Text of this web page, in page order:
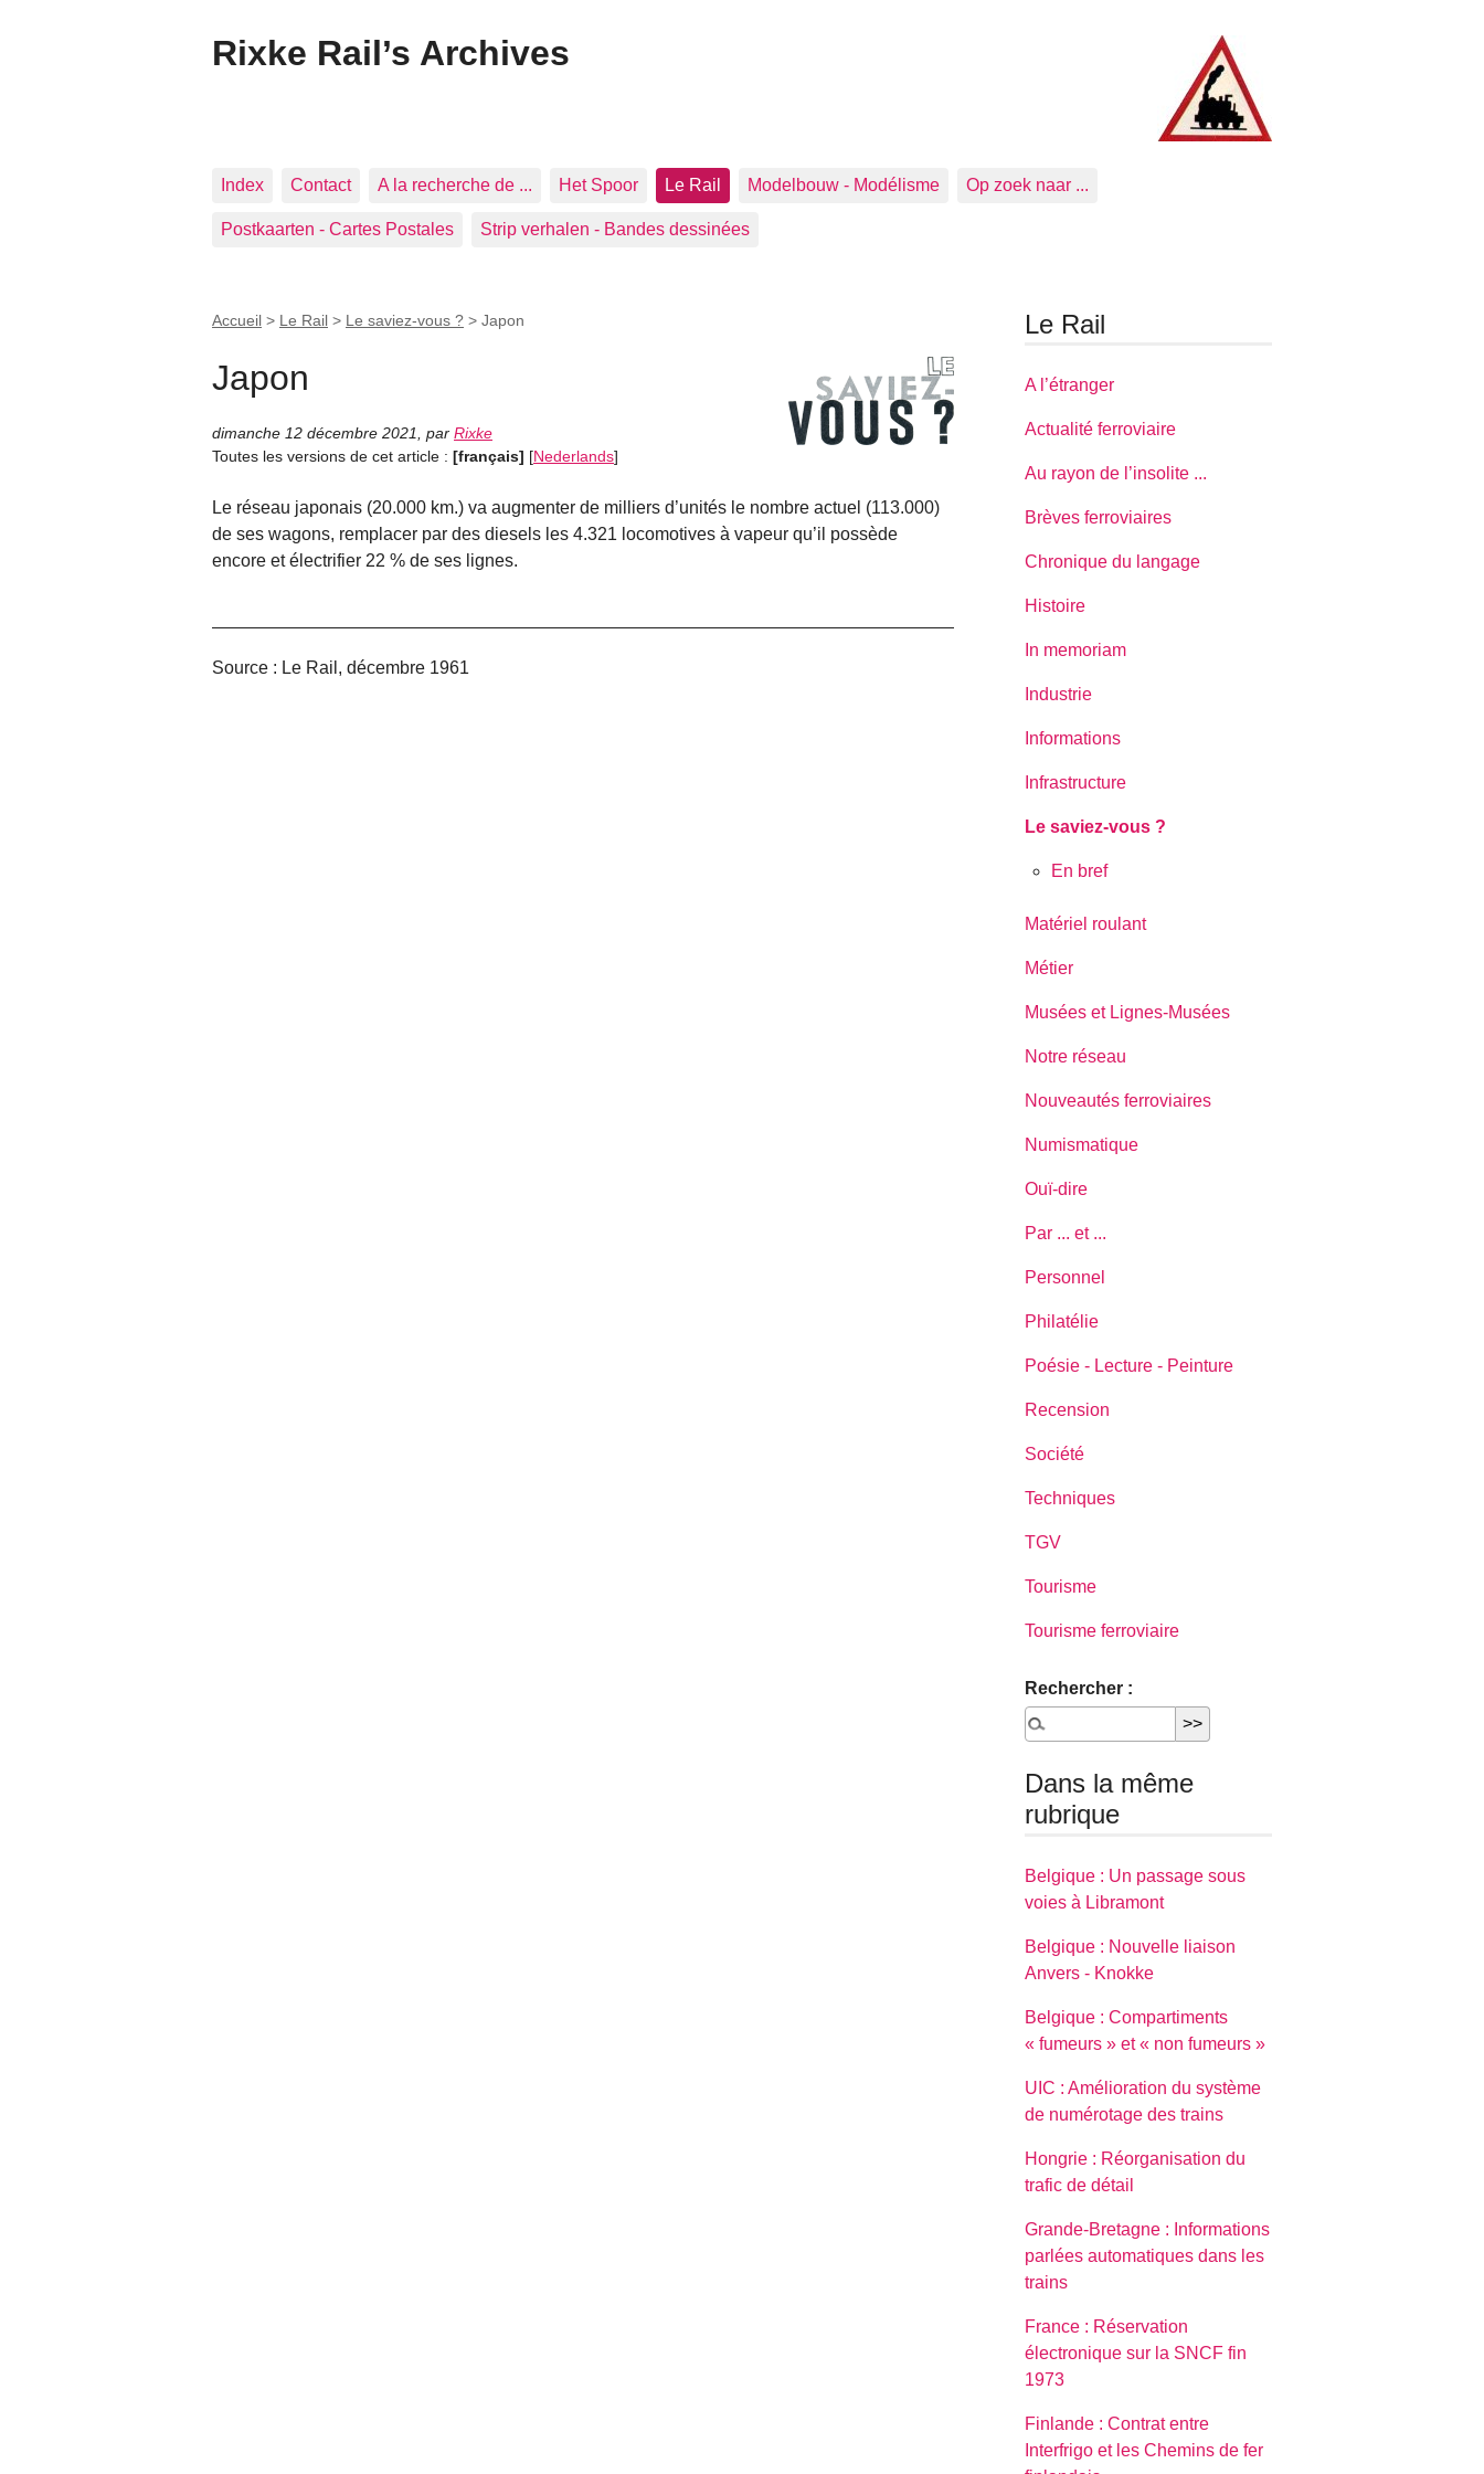
Rixke Rail’s Archives
Index Contact A la recherche de ... Het Spoor Le Rail Modelbouw - Modélisme Op zoek naar ...
Postkaarten - Cartes Postales Strip verhalen - Bandes dessinées
Accueil > Le Rail > Le saviez-vous ? > Japon
Japon
dimanche 12 décembre 2021 par Rixke
Toutes les versions de cet article : [français] [Nederlands]
Le réseau japonais (20.000 km.) va augmenter de milliers d’unités le nombre actuel (113.000)
de ses wagons, remplacer par des diesels les 4.321 locomotives à vapeur qu’il possède
encore et électrifier 22 % de ses lignes.
Source : Le Rail, décembre 1961
Le Rail
A l’étranger
Actualité ferroviaire
Au rayon de l’insolite ...
Brèves ferroviaires
Chronique du langage
Histoire
In memoriam
Industrie
Informations
Infrastructure
Le saviez-vous ?
En bref
Matériel roulant
Métier
Musées et Lignes-Musées
Notre réseau
Nouveautés ferroviaires
Numismatique
Ouï-dire
Par ... et ...
Personnel
Philatélie
Poésie - Lecture - Peinture
Recension
Société
Techniques
TGV
Tourisme
Tourisme ferroviaire
Rechercher :
Dans la même
rubrique
Belgique : Un passage sous
voies à Libramont
Belgique : Nouvelle liaison
Anvers - Knokke
Belgique : Compartiments
« fumeurs » et « non fumeurs »
UIC : Amélioration du système
de numérotage des trains
Hongrie : Réorganisation du
trafic de détail
Grande-Bretagne : Informations
parlées automatiques dans les
trains
France : Réservation
électronique sur la SNCF fin
1973
Finlande : Contrat entre
Interfrigo et les Chemins de fer